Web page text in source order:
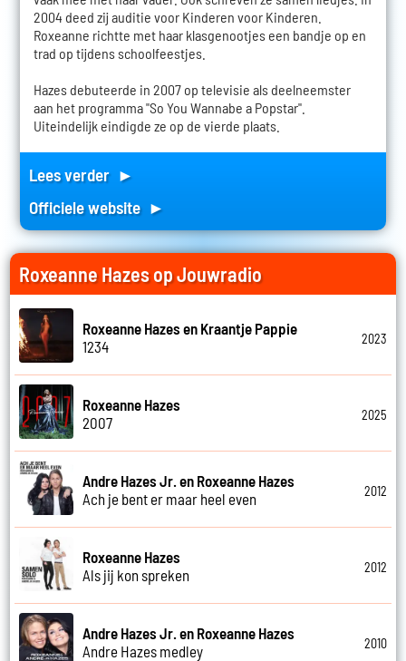
2004 deed zij auditie voor Kinderen voor Kinderen.
Roxeanne richtte met haar klasgenootjes een bandje op en
trad op tijdens schoolfeestjes.
Hazes debuteerde in 2007 op televisie als deelneemster
aan het programma "So You Wannabe a Popstar".
Uiteindelijk eindigde ze op de vierde plaats.
Lees verder ►
Officiele website ►
Roxeanne Hazes op Jouwradio
Roxeanne Hazes en Kraantje Pappie
1234
2023
Roxeanne Hazes
2007
2025
Andre Hazes Jr. en Roxeanne Hazes
Ach je bent er maar heel even
2012
Roxeanne Hazes
Als jij kon spreken
2012
Andre Hazes Jr. en Roxeanne Hazes
Andre Hazes medley
2010